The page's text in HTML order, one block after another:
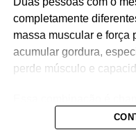
completamente
massa muscular e força
acumular gordura,
perde músculo e